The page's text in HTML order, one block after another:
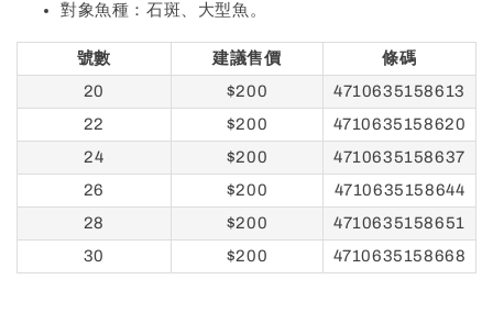
對象魚種：石斑、大型魚。
號數 建議售價
條碼
20
$200
4710635158613
22
$200
4710635158620
24
$200
4710635158637
26
$200
4710635158644
28
$200
4710635158651
30
$200 4710635158668